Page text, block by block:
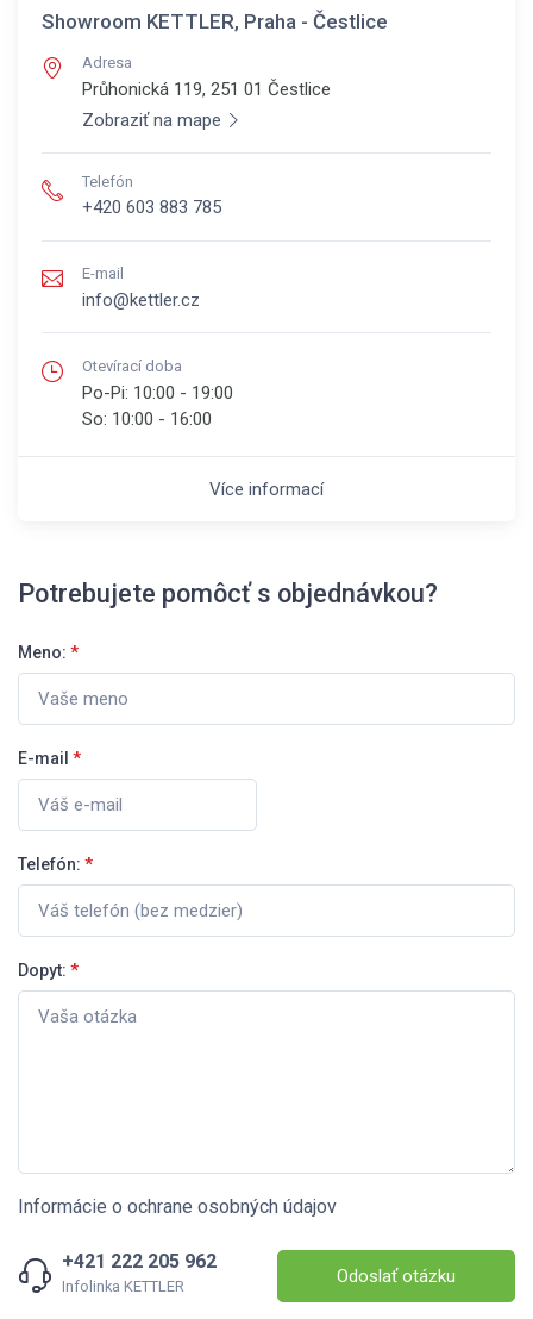
Showroom KETTLER, Praha - Čestlice
Adresa
Průhonická 119, 251 01 Čestlice
Zobraziť na mape
Telefón
+420 603 883 785
E-mail
info@kettler.cz
Otevírací doba
Po-Pi: 10:00 - 19:00
So: 10:00 - 16:00
Více informací
Potrebujete pomôcť s objednávkou?
Meno: *
E-mail *
Telefón: *
Dopyt: *
Informácie o ochrane osobných údajov
+421 222 205 962
Infolinka KETTLER Odoslať otázku